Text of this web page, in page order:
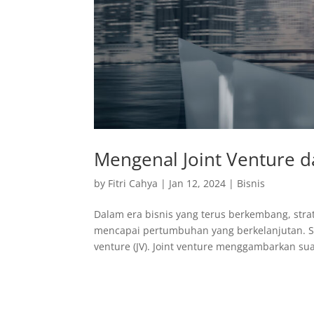
Mengenal Joint Venture
by Fitri Cahya | Jan 12, 2024 | Bisnis
Dalam era bisnis yang terus berkembang,
mencapai pertumbuhan yang berkelanjutan.
venture (JV). Joint venture menggambarkan